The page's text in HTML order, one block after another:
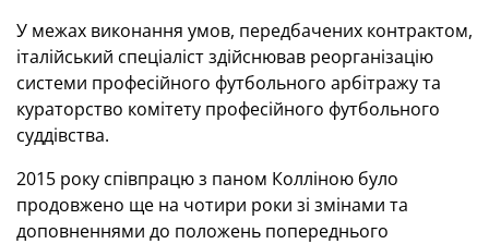
У межах виконання умов, передбачених контрактом,
італійський спеціаліст здійснював реорганізацію
системи професійного футбольного арбітражу та
кураторство комітету професійного футбольного
суддівства.
2015 року співпрацю з паном Колліною було
продовжено ще на чотири роки зі змінами та
доповненнями до положень попереднього